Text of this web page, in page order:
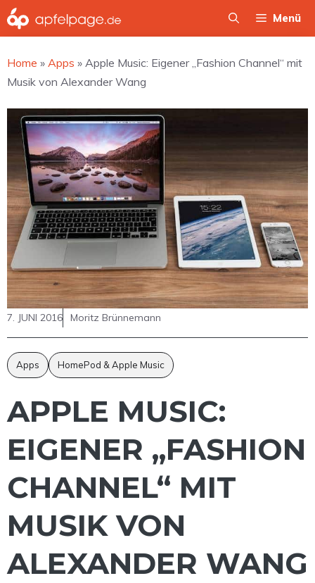
Zum
Inhalt
Menü
Home » Apps » Apple Music: Eigener „Fashion Channel“ mit
Musik von Alexander Wang
7. JUNI 2016 Moritz Brünnemann
Apps HomePod & Apple Music
APPLE MUSIC:
EIGENER „FASHION
CHANNEL“ MIT
MUSIK VON
ALEXANDER WANG